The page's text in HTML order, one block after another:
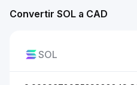
Convertir SOL a CAD
SOL